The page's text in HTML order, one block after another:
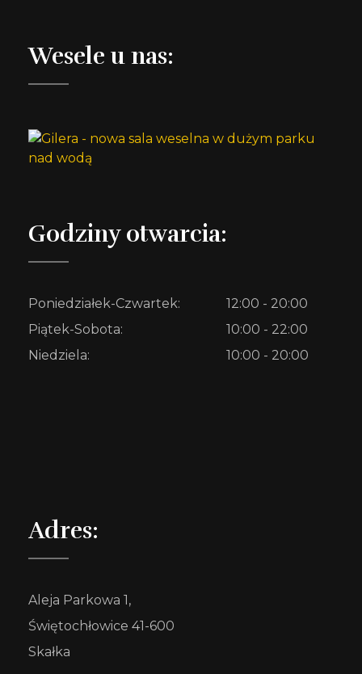
Wesele u nas:
Godziny otwarcia:
Poniedziałek-Czwartek:
12:00 - 20:00
Piątek-Sobota:
10:00 - 22:00
Niedziela:
10:00 - 20:00
Adres:
Aleja Parkowa 1,
Świętochłowice 41-600
Skałka